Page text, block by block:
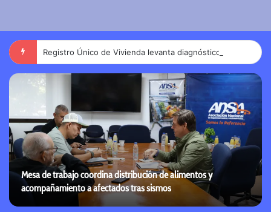
Mesa de trabajo coordina distribución de alimentos y
acompañamiento a afectados tras sismos